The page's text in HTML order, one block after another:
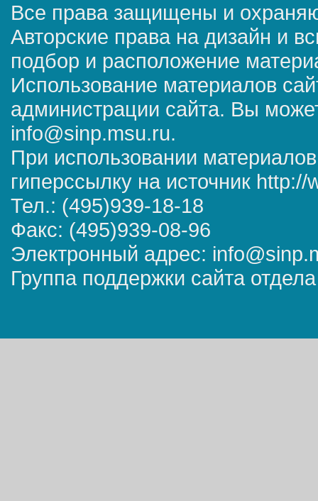
Все права защищены и
Авторские права на дизайн и
подбор и расположение
Использование материалов
администрации сайта. Вы
info@sinp.msu.ru.
При использовании
гиперссылку на источник
Тел.: (495)939-18-18
Факс: (495)939-08-96
Электронный адрес:
Группа поддержки сайта